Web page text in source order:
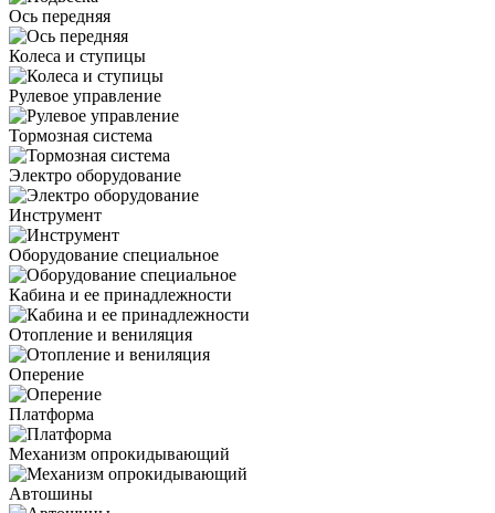
Ось передняя
Колеса и ступицы
Рулевое управление
Тормозная система
Электро оборудование
Инструмент
Оборудование специальное
Кабина и ее принадлежности
Отопление и вениляция
Оперение
Платформа
Механизм опрокидывающий
Автошины